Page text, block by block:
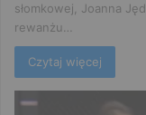
słomkowej, Joanna
rewanżu…
Czytaj więcej